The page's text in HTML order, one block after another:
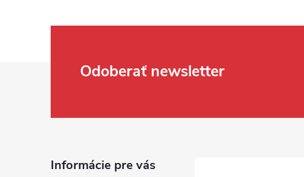
Odoberať newsletter
Informácie pre vás